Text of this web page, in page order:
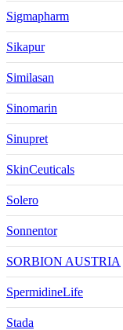
Sigmapharm
Sikapur
Similasan
Sinomarin
Sinupret
SkinCeuticals
Solero
Sonnentor
SORBION AUSTRIA
SpermidineLife
Stada